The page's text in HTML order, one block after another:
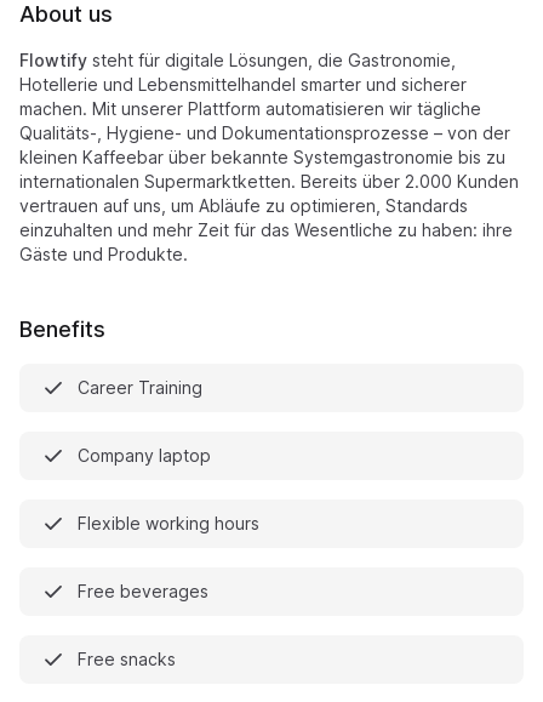
About us
Flowtify steht für digitale Lösungen, die Gastronomie,
Hotellerie und Lebensmittelhandel smarter und sicherer
machen. Mit unserer Plattform automatisieren wir tägliche
Qualitäts-, Hygiene- und Dokumentationsprozesse – von der
kleinen Kaffeebar über bekannte Systemgastronomie bis zu
internationalen Supermarktketten. Bereits über 2.000 Kunden
vertrauen auf uns, um Abläufe zu optimieren, Standards
einzuhalten und mehr Zeit für das Wesentliche zu haben: ihre
Gäste und Produkte.
Benefits
Career Training
Company laptop
Flexible working hours
Free beverages
Free snacks